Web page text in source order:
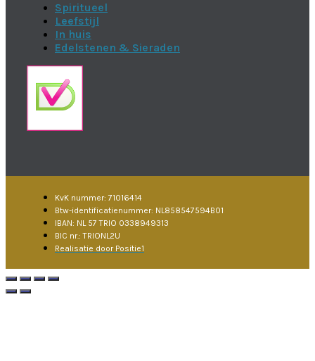
Spiritueel
Leefstijl
In huis
Edelstenen & Sieraden
KvK nummer: 71016414
Btw-identificatienummer: NL858547594B01
IBAN: NL 57 TRIO 0338949313
BIC nr.: TRIONL2U
Realisatie door Positie1